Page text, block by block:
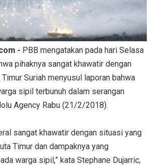
- PBB mengatakan pada hari Selasa
pihaknya sangat khawatir dengan
Suriah menyusul laporan bahwa
sipil terbunuh dalam serangan
Agency Rabu (21/2/2018).
sangat khawatir dengan situasi yang
Timur dan dampaknya yang
warga sipil,” kata Stephane Dujarric,